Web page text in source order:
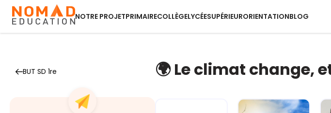
NOTRE PROJETPRIMAIRECOLLÈGELYCÉESUPÉRIEURORIENTATIONBLOG
BUT SD 1re 🌍 Le climat change,